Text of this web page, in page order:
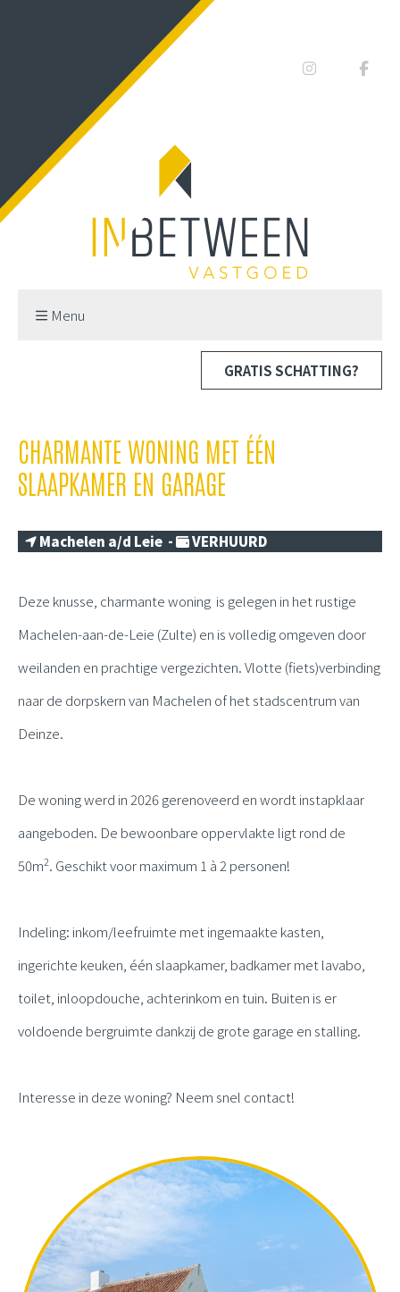
Menu
GRATIS SCHATTING?
CHARMANTE WONING MET ÉÉN
SLAAPKAMER EN GARAGE
Machelen a/d Leie - VERHUURD
Deze knusse, charmante woning is gelegen in het rustige
Machelen-aan-de-Leie (Zulte) en is volledig omgeven door
weilanden en prachtige vergezichten. Vlotte (fiets)verbinding
naar de dorpskern van Machelen of het stadscentrum van
Deinze.
De woning werd in 2026 gerenoveerd en wordt instapklaar
aangeboden. De bewoonbare oppervlakte ligt rond de
50m2. Geschikt voor maximum 1 à 2 personen!
Indeling: inkom/leefruimte met ingemaakte kasten,
ingerichte keuken, één slaapkamer, badkamer met lavabo,
toilet, inloopdouche, achterinkom en tuin. Buiten is er
voldoende bergruimte dankzij de grote garage en stalling.
Interesse in deze woning? Neem snel contact!